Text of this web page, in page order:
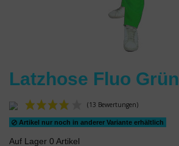
Latzhose Fluo Grün
Artikel nur noch in anderer Variante erhältlich
Auf Lager 0 Artikel